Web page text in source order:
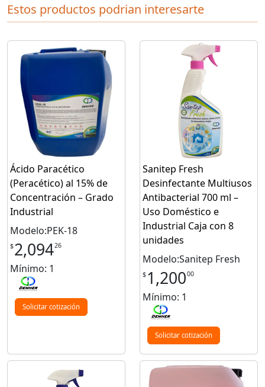
Estos productos podrian interesarte
Ácido Paracético
(Peracético) al 15% de
Concentración – Grado
Industrial
Modelo:PEK-18
$2,09426
Mínimo: 1
Solicitar cotización
Sanitep Fresh
Desinfectante Multiusos
Antibacterial 700 ml –
Uso Doméstico e
Industrial Caja con 8
unidades
Modelo:Sanitep Fresh
$ 1,20000
Mínimo: 1
Solicitar cotización